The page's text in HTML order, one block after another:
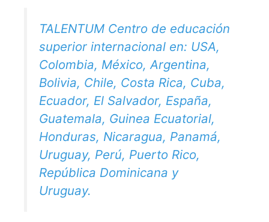
TALENTUM Centro de educación
superior internacional en: USA,
Colombia, México, Argentina,
Bolivia, Chile, Costa Rica, Cuba,
Ecuador, El Salvador, España,
Guatemala, Guinea Ecuatorial,
Honduras, Nicaragua, Panamá,
Uruguay, Perú, Puerto Rico,
República Dominicana y
Uruguay.